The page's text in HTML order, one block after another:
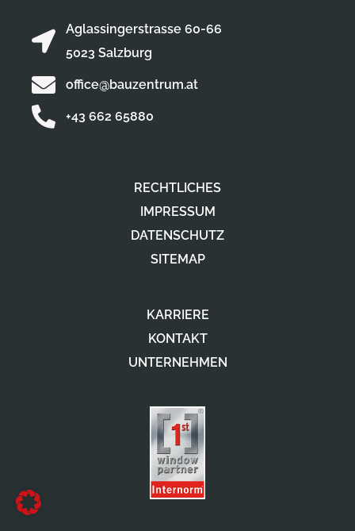
RECHTLICHES
IMPRESSUM
DATENSCHUTZ
SITEMAP
KARRIERE
KONTAKT
UNTERNEHMEN
Aglassingerstrasse 60-66
5023 Salzburg
office@bauzentrum.at
+43 662 65880